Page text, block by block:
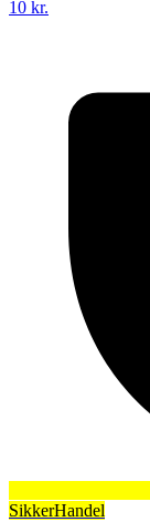
10 kr.
SikkerHandel